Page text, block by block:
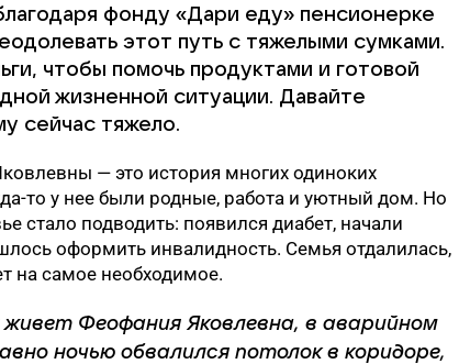
фонду «Дари еду» пенсионерке
этот путь с тяжелыми сумками.
чтобы помочь продуктами и готовой
жизненной ситуации. Давайте
сейчас тяжело.
— это история многих одиноких
то у нее были родные, работа и уютный дом. Но
стало подводить: появился диабет, начали
оформить инвалидность. Семья отдалилась,
на самое необходимое.
Феофания Яковлевна, в аварийном
ночью обвалился потолок в коридоре,